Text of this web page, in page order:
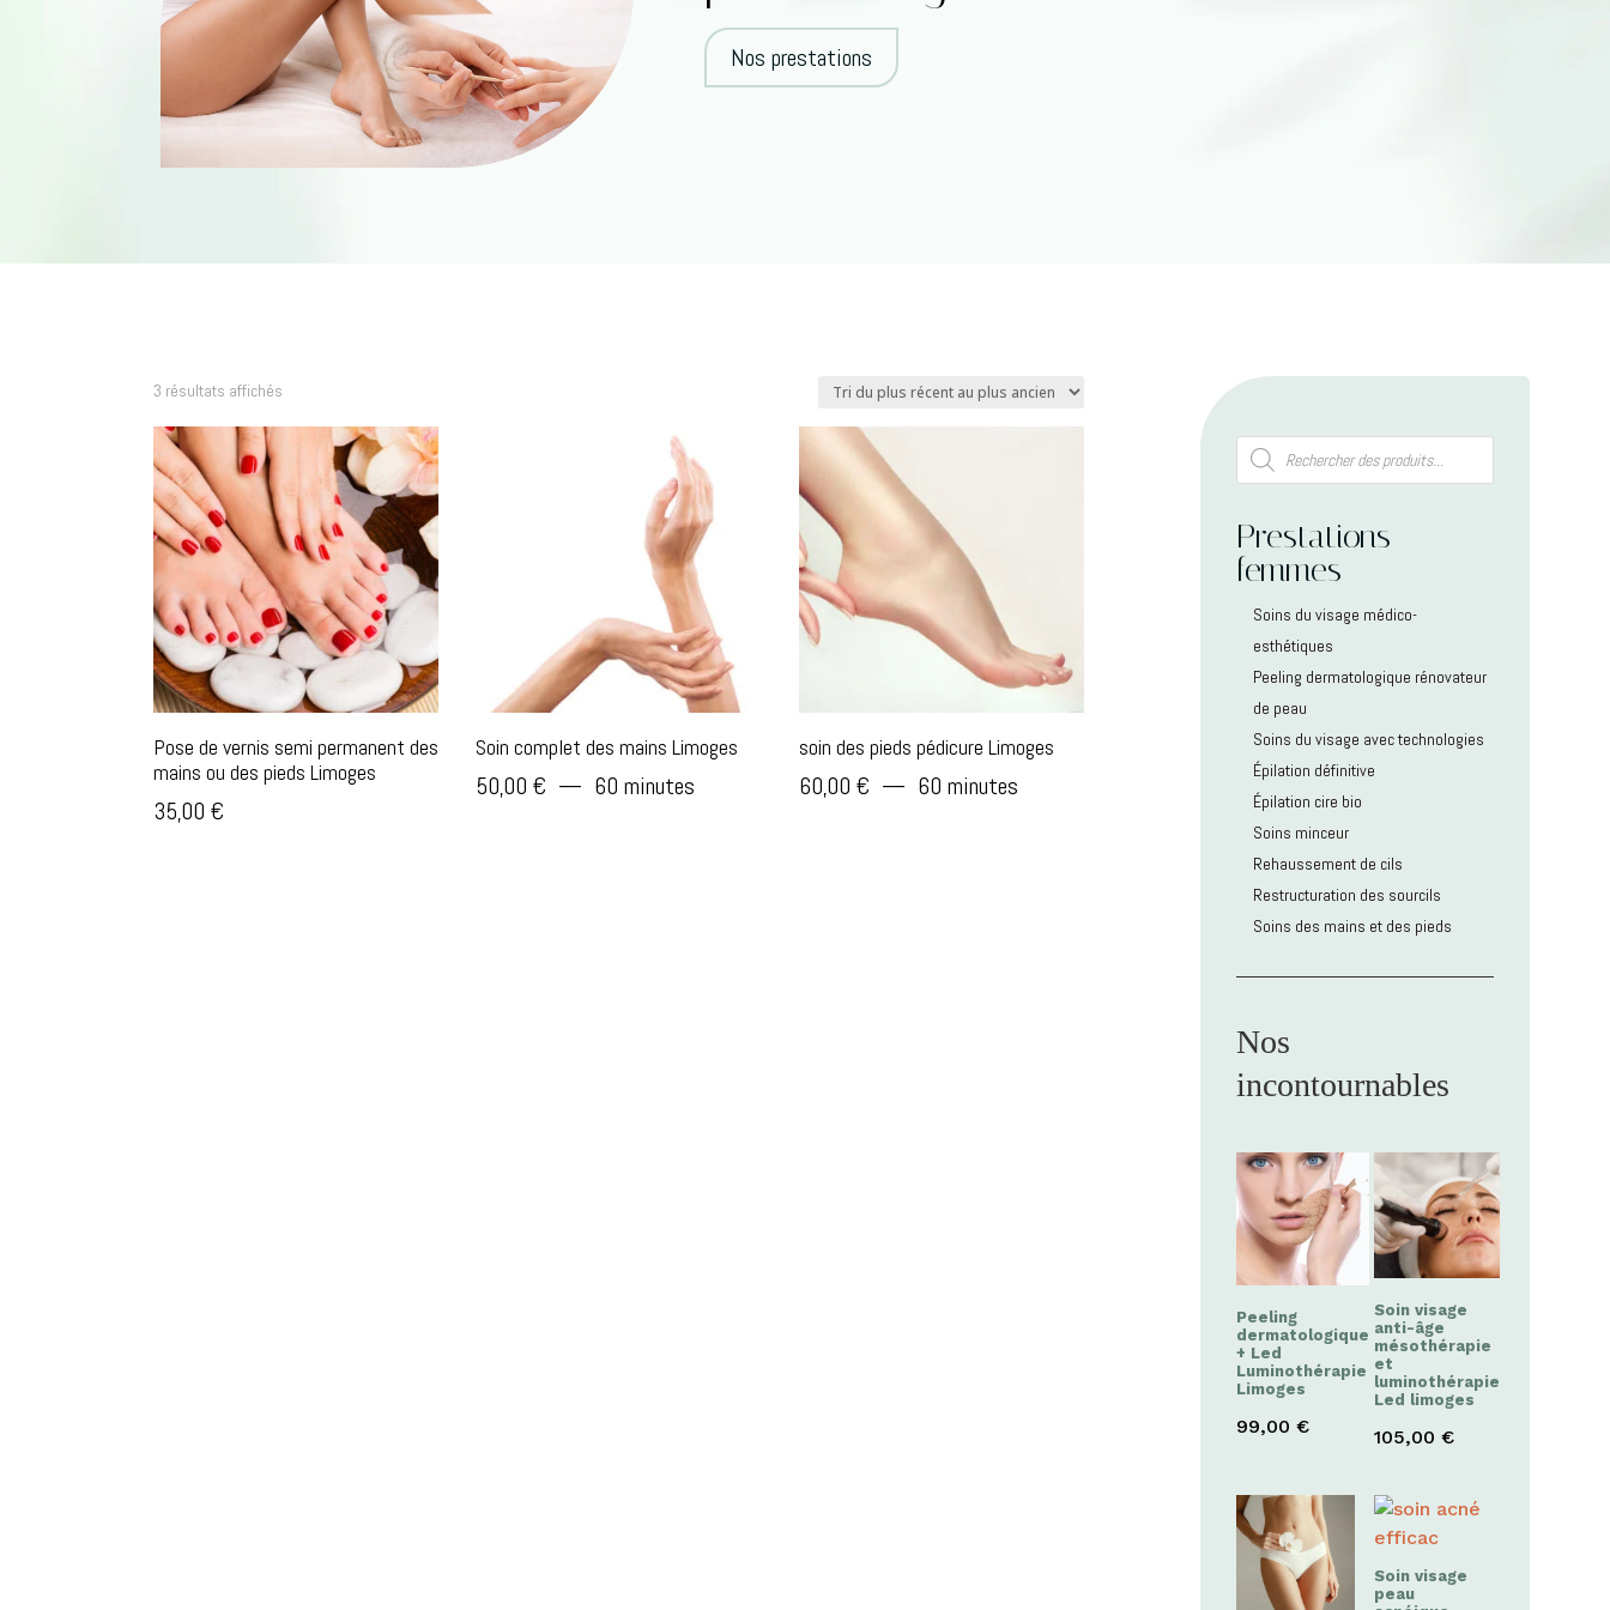
Nos prestations
3 résultats affichésTrié
récent
plus
ancien
Pose de vernis semi permanent des
mains ou des pieds Limoges
35,00 €
Soin complet des mains Limoges
50,00€ 60 minutes
soin des pieds pédicure Limoges
60,00 € 60 minutes
Recherche
produits
Prestations
femmes
Soins du visage médico-
esthétiques
Peeling dermatologique rénovateur
de peau
Soins du visage avec technologies
Épilation définitive
Épilation cire bio
Soins minceur
Rehaussement de cils
Restructuration des sourcils
Soins des mains et des pieds
Nos
incontournables
Peeling
dermatologique
+ Led
Luminothérapie
Limoges
99,00 €
Soin visage
anti-âge
mésothérapie
et
luminothérapie
Led limoges
105,00€
Soin visage
peau